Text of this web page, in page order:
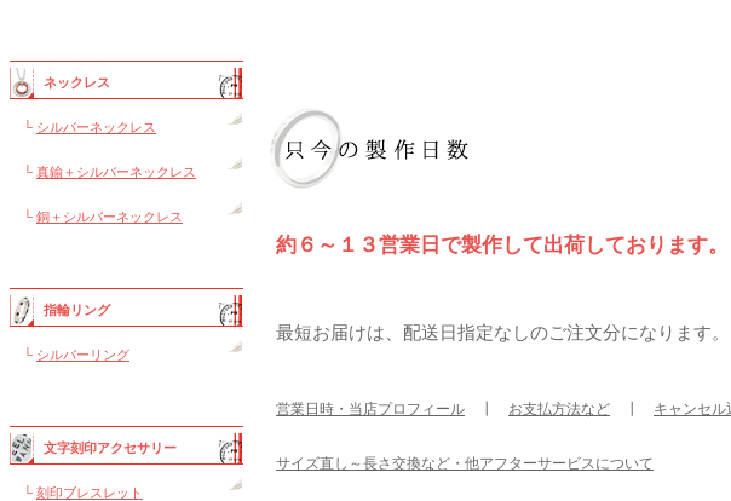
ネックレス
└ シルバーネックレス
└ 真鍮＋シルバーネックレス
└ 銅＋シルバーネックレス
指輪リング
└ シルバーリング
文字刻印アクセサリー
└ 刻印ブレスレット
約６～１３営業日で製作して出荷しております。
最短お届けは、配送日指定なしのご注文分になります。
営業日時・当店プロフィール お支払方法など キャンセル
サイズ直し～長さ交換など・他アフターサービスについて